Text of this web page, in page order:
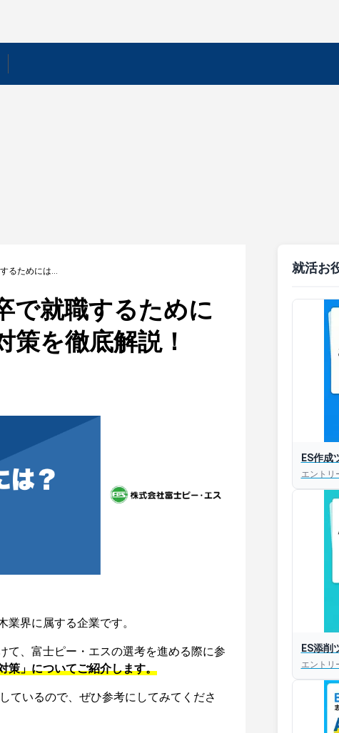
【富士ピー・エス】新卒で就職するためには？採用フローや選考対策を徹底解説！
で就職するために
策を徹底解説！
界に属する企業です。
て、富士ピー・エスの選考を進める際に参
策」についてご紹介します。
ているので、ぜひ参考にしてみてくださ
就活お
ES作成
エントリ
ES添削
エントリ